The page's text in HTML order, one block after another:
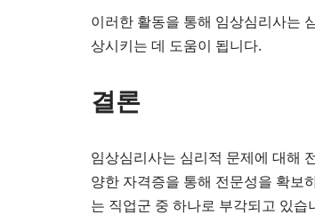
이러한 활동을 통해 임상심리사는
상시키는 데 도움이 됩니다.
결론
임상심리사는 심리적 문제에 대해
양한 자격증을 통해 전문성을 확보
는 직업군 중 하나로 부각되고 있습